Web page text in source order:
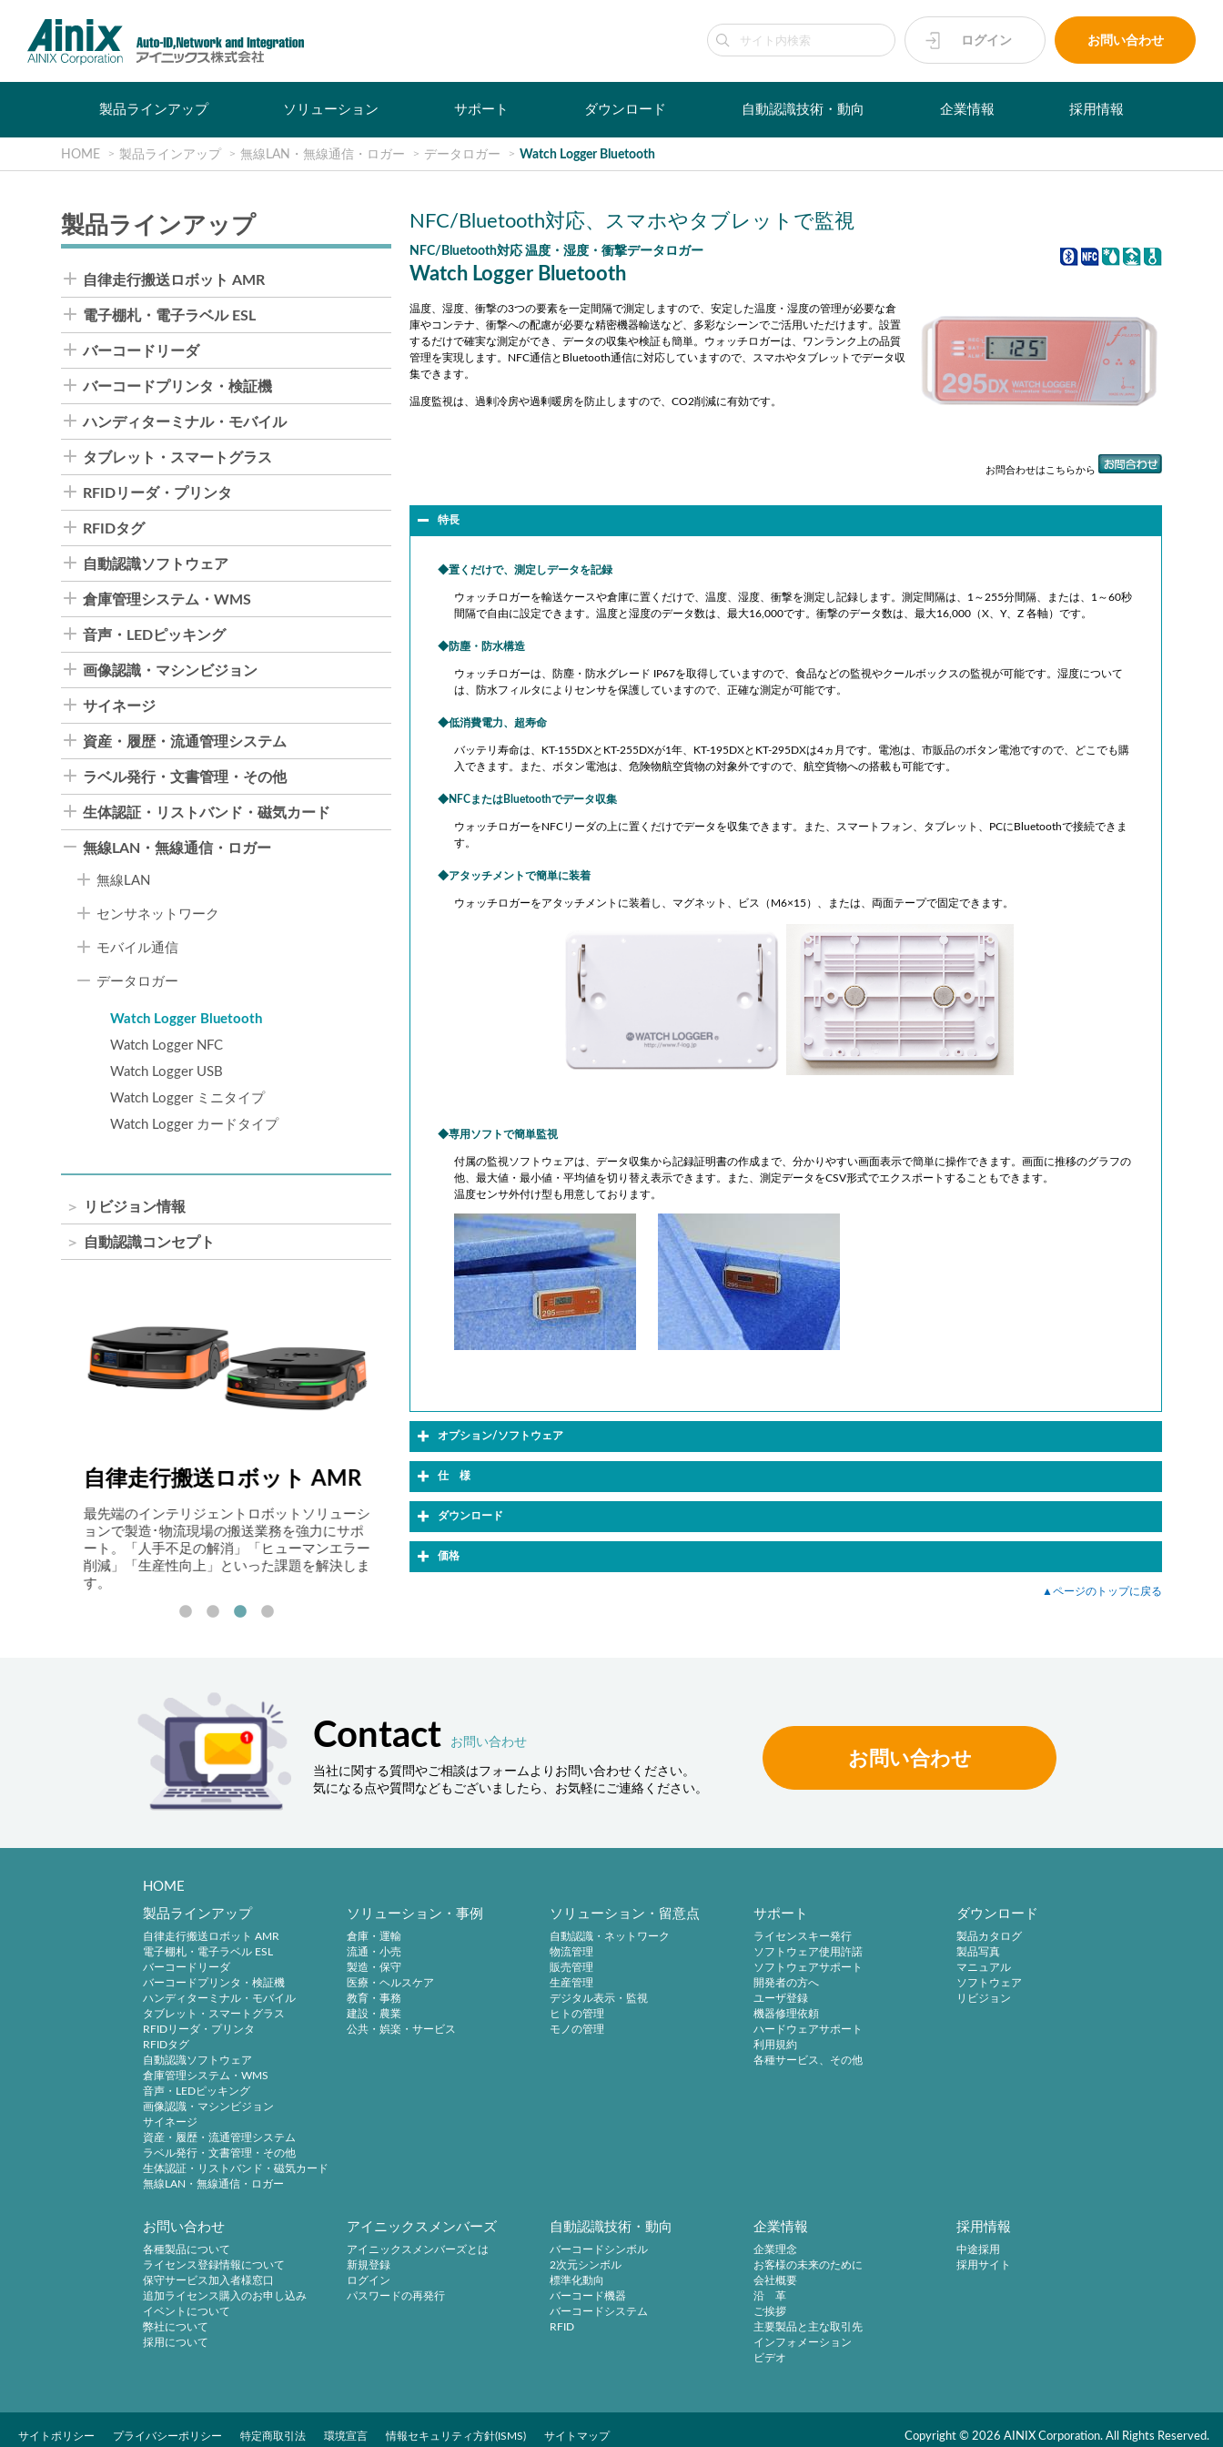
ログイン お問い合わせ
製品ラインアップ ソリューション サポート ダウンロード 自動認識技術・動向 企業情報 採用情報
HOME 製品ラインアップ 無線LAN・無線通信・ロガー データロガー Watch Logger Bluetooth
製品ラインアップ
自律走行搬送ロボット AMR
電子棚札・電子ラベル ESL
バーコードリーダ
バーコードプリンタ・検証機
ハンディターミナル・モバイル
タブレット・スマートグラス
RFIDリーダ・プリンタ
RFIDタグ
自動認識ソフトウェア
倉庫管理システム・WMS
音声・LEDピッキング
画像認識・マシンビジョン
サイネージ
資産・履歴・流通管理システム
ラベル発行・文書管理・その他
生体認証・リストバンド・磁気カード
無線LAN・無線通信・ロガー
無線LAN
センサネットワーク
モバイル通信
データロガー
Watch Logger Bluetooth
Watch Logger NFC
Watch Logger USB
Watch Logger ミニタイプ
Watch Logger カードタイプ
リビジョン情報
自動認識コンセプト
自律走行搬送ロボット AMR
最先端のインテリジェントロボットソリューシ
ョンで製造･物流現場の搬送業務を強力にサポ
ート。「人手不足の解消」「ヒューマンエラー
削減」「生産性向上」といった課題を解決しま
す。
Compact Logistics Solution
アイニックスが考える物流システムのあるべき
姿とは、これらのビジネス環境に合わせて拡
張・縮小・移動が可能な物流システム。 それ
を実現するためのコンセプトがCompact
が提案する自動認識コンセプトをお伝えしま
WEBサイト上で発行いたします。
NFC/Bluetooth対応、スマホやタブレットで監視
NFC/Bluetooth対応 温度・湿度・衝撃データロガー
Watch Logger Bluetooth
温度、湿度、衝撃の3つの要素を一定間隔で測定しますので、安定した温度・湿度の管理が必要な倉
庫やコンテナ、衝撃への配慮が必要な精密機器輸送など、多彩なシーンでご活用いただけます。設置
するだけで確実な測定ができ、データの収集や検証も簡単。ウォッチロガーは、ワンランク上の品質
管理を実現します。NFC通信とBluetooth通信に対応していますので、スマホやタブレットでデータ収
集できます。
温度監視は、過剰冷房や過剰暖房を防止しますので、CO2削減に有効です。
お問合わせはこちらから
特長
置くだけで、測定しデータを記録
ウォッチロガーを輸送ケースや倉庫に置くだけで、温度、湿度、衝撃を測定し記録します。測定間隔は、1～255分間隔、または、1～60秒
間隔で自由に設定できます。温度と湿度のデータ数は、最大16,000です。衝撃のデータ数は、最大16,000（X、Y、Z 各軸）です。
防塵・防水構造
ウォッチロガーは、防塵・防水グレード IP67を取得していますので、食品などの監視やクールボックスの監視が可能です。湿度について
は、防水フィルタによりセンサを保護していますので、正確な測定が可能です。
低消費電力、超寿命
バッテリ寿命は、KT-155DXとKT-255DXが1年、KT-195DXとKT-295DXは4ヵ月です。電池は、市販品のボタン電池ですので、どこでも購
入できます。また、ボタン電池は、危険物航空貨物の対象外ですので、航空貨物への搭載も可能です。
NFCまたはBluetoothでデータ収集
ウォッチロガーをNFCリーダの上に置くだけでデータを収集できます。また、スマートフォン、タブレット、PCにBluetoothで接続できま
す。
アタッチメントで簡単に装着
ウォッチロガーをアタッチメントに装着し、マグネット、ビス（M6×15）、または、両面テープで固定できます。
専用ソフトで簡単監視
付属の監視ソフトウェアは、データ収集から記録証明書の作成まで、分かりやすい画面表示で簡単に操作できます。画面に推移のグラフの
他、最大値・最小値・平均値を切り替え表示できます。また、測定データをCSV形式でエクスポートすることもできます。
温度センサ外付け型も用意しております。
オプション/ソフトウェア
仕 様
ダウンロード
価格
▲ページのトップに戻る
Contact お問い合わせ
当社に関する質問やご相談はフォームよりお問い合わせください。
気になる点や質問などもございましたら、お気軽にご連絡ください。
お問い合わせ
HOME
製品ラインアップ
自律走行搬送ロボット AMR
電子棚札・電子ラベル ESL
バーコードリーダ
バーコードプリンタ・検証機
ハンディターミナル・モバイル
タブレット・スマートグラス
RFIDリーダ・プリンタ
RFIDタグ
自動認識ソフトウェア
倉庫管理システム・WMS
音声・LEDピッキング
画像認識・マシンビジョン
サイネージ
資産・履歴・流通管理システム
ラベル発行・文書管理・その他
生体認証・リストバンド・磁気カード
無線LAN・無線通信・ロガー
ソリューション・事例
倉庫・運輸
流通・小売
製造・保守
医療・ヘルスケア
教育・事務
建設・農業
公共・娯楽・サービス
ソリューション・留意点
自動認識・ネットワーク
物流管理
販売管理
生産管理
デジタル表示・監視
ヒトの管理
モノの管理
サポート
ライセンスキー発行
ソフトウェア使用許諾
ソフトウェアサポート
開発者の方へ
ユーザ登録
機器修理依頼
ハードウェアサポート
利用規約
各種サービス、その他
ダウンロード
製品カタログ
製品写真
マニュアル
ソフトウェア
リビジョン
お問い合わせ
各種製品について
ライセンス登録情報について
保守サービス加入者様窓口
追加ライセンス購入のお申し込み
イベントについて
弊社について
採用について
アイニックスメンバーズ
アイニックスメンバーズとは
新規登録
ログイン
パスワードの再発行
自動認識技術・動向
バーコードシンボル
2次元シンボル
標準化動向
バーコード機器
バーコードシステム
RFID
企業情報
企業理念
お客様の未来のために
会社概要
沿 革
ご挨拶
主要製品と主な取引先
インフォメーション
ビデオ
採用情報
中途採用
採用サイト
サイトポリシー プライバシーポリシー 特定商取引法 環境宣言 情報セキュリティ方針(ISMS) サイトマップ Copyright © 2026 AINIX Corporation. All Rights Reserved.